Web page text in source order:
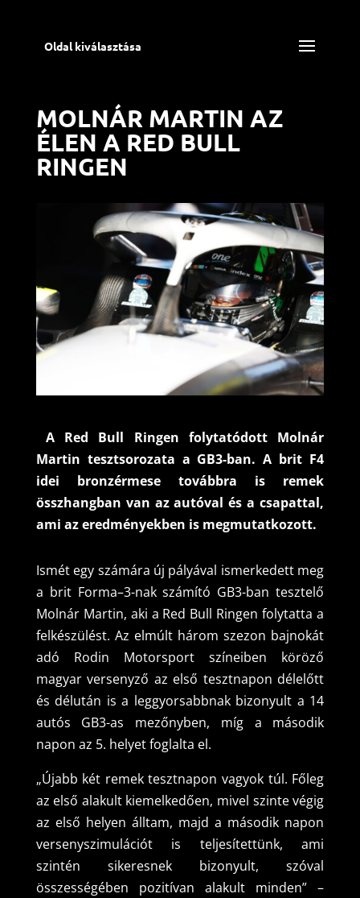
Oldal kiválasztása
MOLNÁR MARTIN AZ
ÉLEN A RED BULL
RINGEN
A Red Bull Ringen folytatódott Molnár
Martin tesztsorozata a GB3-ban. A brit F4
idei bronzérmese továbbra is remek
összhangban van az autóval és a csapattal,
ami az eredményekben is megmutatkozott.
Ismét egy számára új pályával ismerkedett meg
a brit Forma–3-nak számító GB3-ban tesztelő
Molnár Martin, aki a Red Bull Ringen folytatta a
felkészülést. Az elmúlt három szezon bajnokát
adó Rodin Motorsport színeiben köröző
magyar versenyző az első tesztnapon délelőtt
és délután is a leggyorsabbnak bizonyult a 14
autós GB3-as mezőnyben, míg a második
napon az 5. helyet foglalta el.
„Újabb két remek tesztnapon vagyok túl. Főleg
az első alakult kiemelkedően, mivel szinte végig
az első helyen álltam, majd a második napon
versenyszimulációt is teljesítettünk, ami
szintén sikeresnek bizonyult, szóval
összességében pozitívan alakult minden” –